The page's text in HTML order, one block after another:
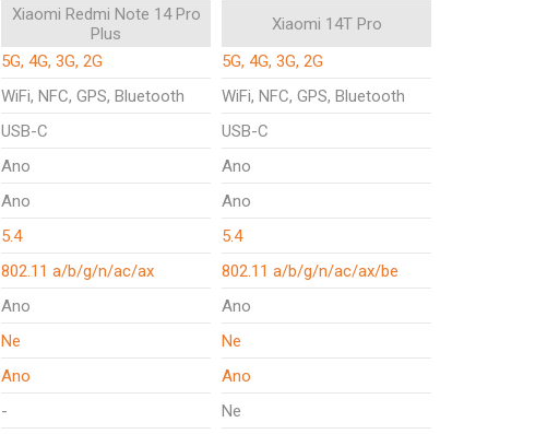
Xiaomi Redmi Note 14 Pro
Plus
Xiaomi 14T Pro
5G, 4G, 3G, 2G
5G, 4G, 3G, 2G
WiFi, NFC, GPS, Bluetooth
WiFi, NFC, GPS, Bluetooth
USB-C
USB-C
Ano
Ano
Ano
Ano
5.4
5.4
802.11 a/b/g/n/ac/ax
802.11 a/b/g/n/ac/ax/be
Ano
Ano
Ne
Ne
Ano
Ano
-
Ne